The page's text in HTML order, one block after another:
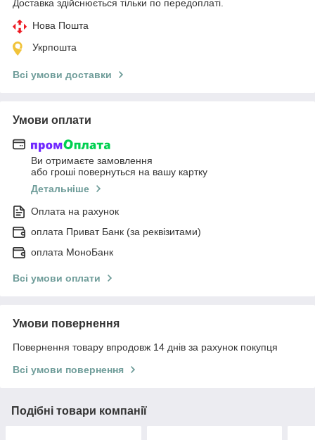
Доставка здійснюється тільки по передоплаті.
Нова Пошта
Укрпошта
Всі умови доставки
Умови оплати
Ви отримаєте замовлення
або гроші повернуться на вашу картку
Детальніше
Оплата на рахунок
оплата Приват Банк (за реквізитами)
оплата МоноБанк
Всі умови оплати
Умови повернення
Повернення товару впродовж 14 днів за рахунок покупця
Всі умови повернення
Подібні товари компанії